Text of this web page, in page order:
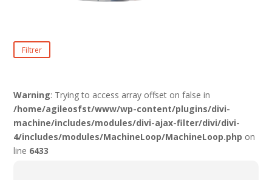
Filtrer
Warning: Trying to access array offset on false in
/home/agileosfst/www/wp-content/plugins/divi-
machine/includes/modules/divi-ajax-filter/divi/divi-
4/includes/modules/MachineLoop/MachineLoop.php on
line 6433